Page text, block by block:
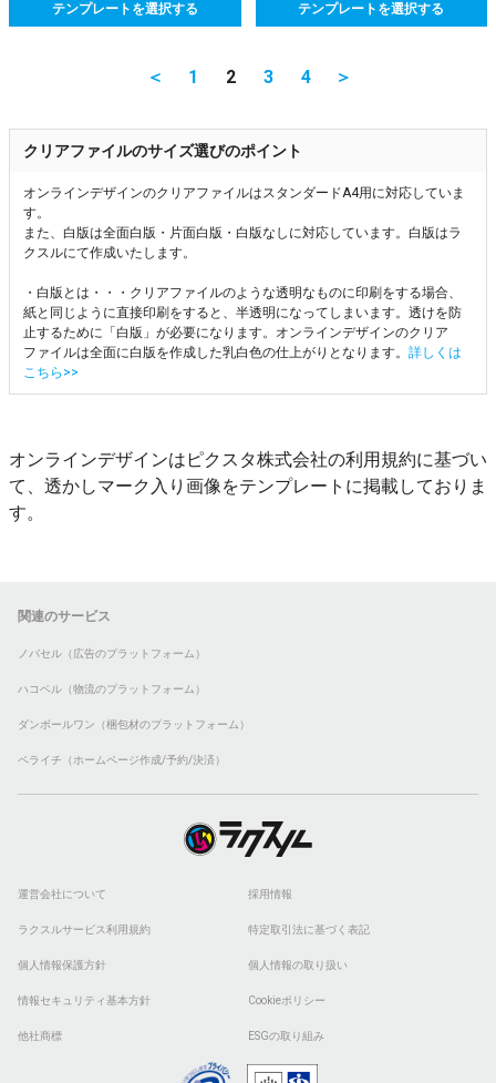
テンプレートを選択する テンプレートを選択する
＜ 1 2 3 4 ＞
クリアファイルのサイズ選びのポイント
オンラインデザインのクリアファイルはスタンダードA4用に対応していま
す。
また、白版は全面白版・片面白版・白版なしに対応しています。白版はラ
クスルにて作成いたします。
・白版とは・・・クリアファイルのような透明なものに印刷をする場合、
紙と同じように直接印刷をすると、半透明になってしまいます。透けを防
止するために「白版」が必要になります。オンラインデザインのクリア
ファイルは全面に白版を作成した乳白色の仕上がりとなります。 詳しくは
こちら>>
オンラインデザインはピクスタ株式会社の利用規約に基づい
て、透かしマーク入り画像をテンプレートに掲載しておりま
す。
関連のサービス
ノバセル（広告のプラットフォーム）
ハコベル（物流のプラットフォーム）
ダンボールワン（梱包材のプラットフォーム）
ペライチ（ホームページ作成/予約/決済）
運営会社について 採用情報
ラクスルサービス利用規約 特定取引法に基づく表記
個人情報保護方針 個人情報の取り扱い
情報セキュリティ基本方針 Cookieポリシー
他社商標 ESGの取り組み